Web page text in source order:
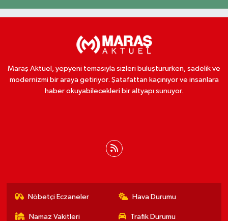
Maraş Aktüel, yepyeni temasıyla sizleri buluştururken, sadelik ve
modernizmi bir araya getiriyor. Şatafattan kaçınıyor ve insanlara
haber okuyabilecekleri bir altyapı sunuyor.
Nöbetçi Eczaneler Hava Durumu
Namaz Vakitleri Trafik Durumu